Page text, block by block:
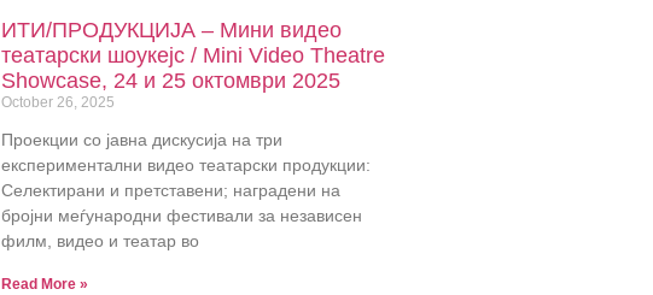
ИТИ/ПРОДУКЦИЈА – Мини видео
театарски шоукејс / Mini Video Theatre
Showcase, 24 и 25 октомври 2025
October 26, 2025
Проекции со јавна дискусија на три
експериментални видео театарски продукции:
Селектирани и претставени; наградени на
бројни меѓународни фестивали за независен
филм, видео и театар во
Read More »